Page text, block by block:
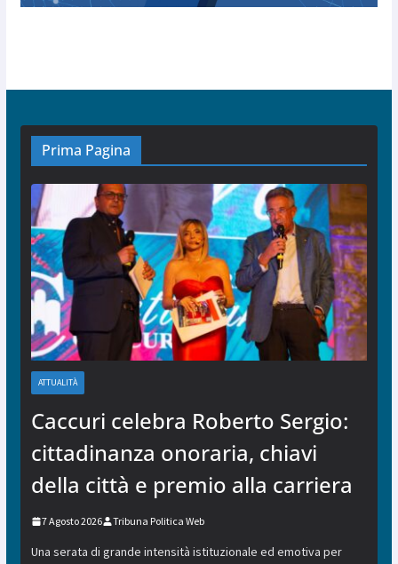
Prima Pagina
ATTUALITÀ
Caccuri celebra Roberto Sergio:
cittadinanza onoraria, chiavi
della città e premio alla carriera
7 Agosto 2026 Tribuna Politica Web
Una serata di grande intensità istituzionale ed emotiva per